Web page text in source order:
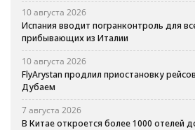
10 августа 2026
Испания вводит погранконтроль для
прибывающих из Италии
10 августа 2026
FlyArystan продлил приостановку
Дубаем
7 августа 2026
В Китае откроется более 1000 отелей